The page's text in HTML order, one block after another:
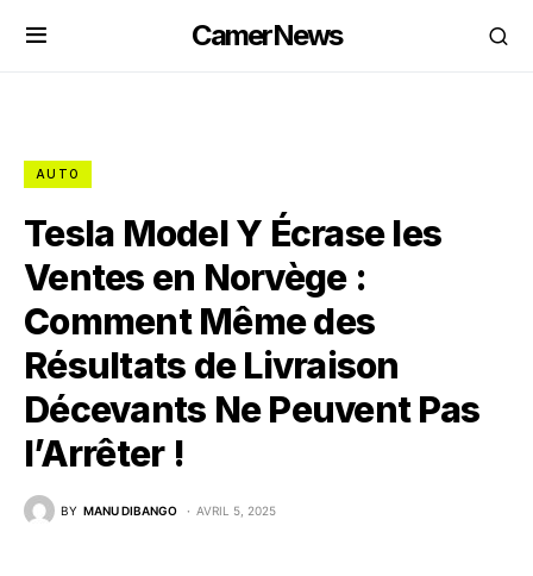
CamerNews
AUTO
Tesla Model Y Écrase les
Ventes en Norvège :
Comment Même des
Résultats de Livraison
Décevants Ne Peuvent Pas
l’Arrêter !
BY MANU DIBANGO AVRIL 5, 2025